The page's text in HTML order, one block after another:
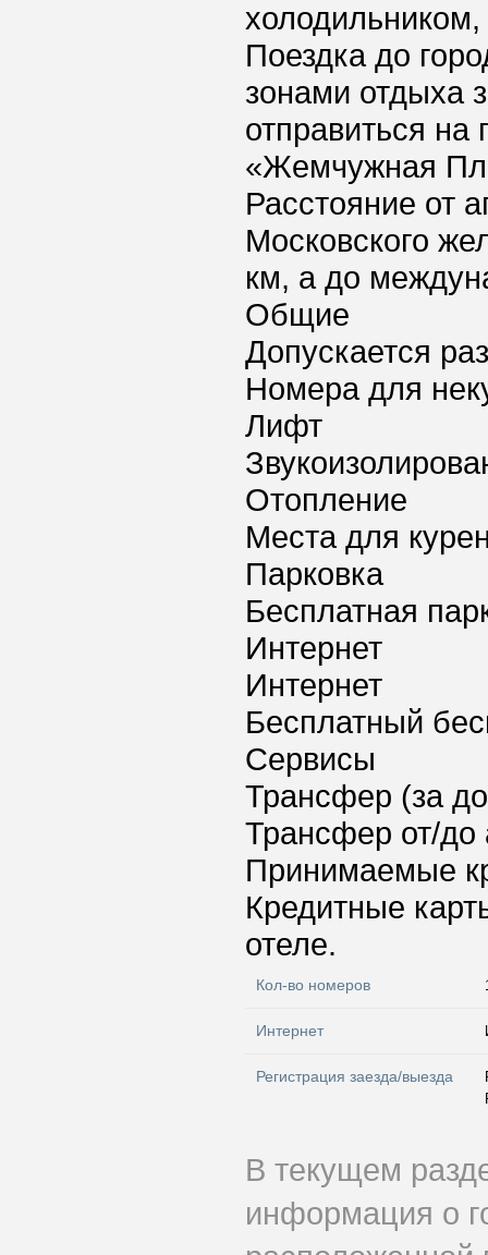
Поездка до
зонами отдыха
отправиться на
«Жемчужная
Расстояние от
Московского
км, а до
Общие
Допускается
Номера для
Лифт
Отопление
Места для
Парковка
Бесплатная
Интернет
Интернет
Бесплатный
Сервисы
Трансфер (за
Трансфер от/до
Принимаемые
Кредитные
отеле.
Кол-во номеров
Интернет
Регистрация заезда/выезда
В текущем
информация о